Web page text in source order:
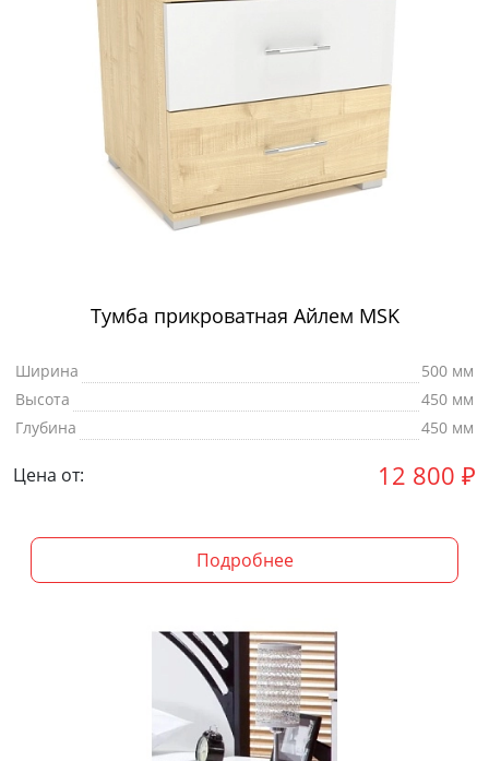
Тумба прикроватная Айлем MSK
Ширина
500 мм
Высота
450 мм
Глубина
450 мм
Цена от: 12 800 ₽
Подробнее